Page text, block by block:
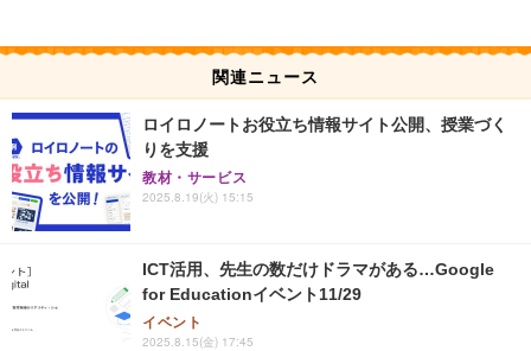
関連ニュース
ロイロノートお役立ち情報サイト公開、授業づく
りを支援
教材・サービス
2025.8.19(火) 15:15
ICT活用、先生の数だけドラマがある…Google
for Educationイベント11/29
イベント
2025.8.15(金) 17:45